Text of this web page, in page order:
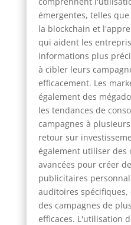
émergentes, telles
la blockchain et
qui aident les
informations plus
à cibler leurs
efficacement. Les
également des
les tendances de
campagnes à
retour sur
également utiliser des
avancées pour créer
publicitaires
auditoires
des campagnes de
efficaces. L'utilisation